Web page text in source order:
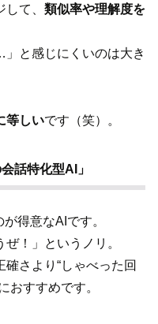
て、 類似率や理解度を
」と感じにくいのは大き
等しいです（笑）。
話特化型AI」
が得意なAIです。
ぜ！」というノリ。
さより“しゃべった回
おすすめです。